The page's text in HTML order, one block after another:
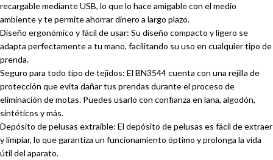
recargable mediante USB, lo que lo hace amigable con el medio
ambiente y te permite ahorrar dinero a largo plazo.
Diseño ergonómico y fácil de usar: Su diseño compacto y ligero se
adapta perfectamente a tu mano, facilitando su uso en cualquier tipo de
prenda.
Seguro para todo tipo de tejidos: El BN3544 cuenta con una rejilla de
protección que evita dañar tus prendas durante el proceso de
eliminación de motas. Puedes usarlo con confianza en lana, algodón,
sintéticos y más.
Depósito de pelusas extraíble: El depósito de pelusas es fácil de extraer
y limpiar, lo que garantiza un funcionamiento óptimo y prolonga la vida
útil del aparato.